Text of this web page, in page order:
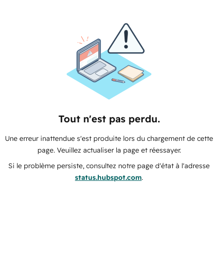
Tout n'est pas perdu.
Une erreur inattendue s'est produite lors du chargement de cette
page. Veuillez actualiser la page et réessayer.
Si le problème persiste, consultez notre page d'état à l'adresse
status.hubspot.com.